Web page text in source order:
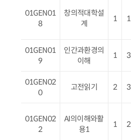
01GEN01
8
창의적대학설
계
1 1
01GEN01
9
인간과환경의
이해
1 3
01GEN02
0
고전읽기 2 3
01GEN02
2
AI의이해와활
용1
1 2